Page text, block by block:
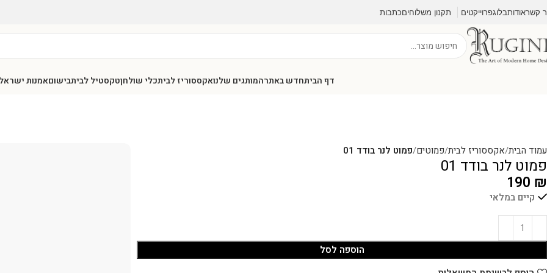
קשראודותבלוגפרוייקטים תקנון משלוחיםכתבות
דף הביתחדש באתרהמותגים שלנואקססוריז לביתכלי שולחןטקסטיל לביתבישוםאמנות
עמוד הבית אקססוריז לבית פמוטים פמוט לנר בודד 01
פמוט לנר בודד 01
190 ₪
קיים במלאי
הוספה לסל